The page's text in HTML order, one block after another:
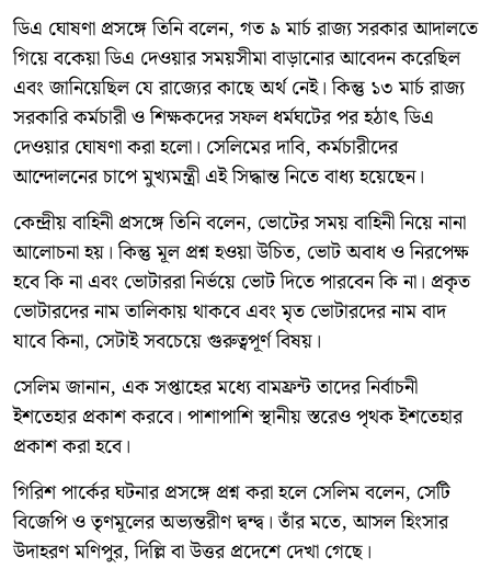
ডিএ ঘোষণা প্রসঙ্গে তিনি বলেন, গত ৯ মার্চ রাজ্য সরকার আদালতে
গিয়ে বকেয়া ডিএ দেওয়ার সময়সীমা বাড়ানোর আবেদন করেছিল
এবং জানিয়েছিল যে রাজ্যের কাছে অর্থ নেই। কিন্তু ১৩ মার্চ রাজ্য
সরকারি কর্মচারী ও শিক্ষকদের সফল ধর্মঘটের পর হঠাৎ ডিএ
দেওয়ার ঘোষণা করা হলো। সেলিমের দাবি, কর্মচারীদের
আন্দোলনের চাপে মুখ্যমন্ত্রী এই সিদ্ধান্ত নিতে বাধ্য হয়েছেন।
কেন্দ্রীয় বাহিনী প্রসঙ্গে তিনি বলেন, ভোটের সময় বাহিনী নিয়ে নানা
আলোচনা হয়। কিন্তু মূল প্রশ্ন হওয়া উচিত, ভোট অবাধ ও নিরপেক্ষ
হবে কি না এবং ভোটাররা নির্ভয়ে ভোট দিতে পারবেন কি না। প্রকৃত
ভোটারদের নাম তালিকায় থাকবে এবং মৃত ভোটারদের নাম বাদ
যাবে কিনা, সেটাই সবচেয়ে গুরুত্বপূর্ণ বিষয়।
সেলিম জানান, এক সপ্তাহের মধ্যে বামফ্রন্ট তাদের নির্বাচনী
ইশতেহার প্রকাশ করবে। পাশাপাশি স্থানীয় স্তরেও পৃথক ইশতেহার
প্রকাশ করা হবে।
গিরিশ পার্কের ঘটনার প্রসঙ্গে প্রশ্ন করা হলে সেলিম বলেন, সেটি
বিজেপি ও তৃণমূলের অভ্যন্তরীণ দ্বন্দ্ব। তাঁর মতে, আসল হিংসার
উদাহরণ মণিপুর, দিল্লি বা উত্তর প্রদেশে দেখা গেছে।